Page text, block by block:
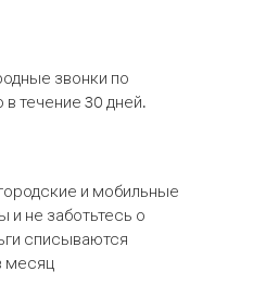
звонки по
течение 30 дней.
и мобильные
не заботьтесь о
списываются
месяц